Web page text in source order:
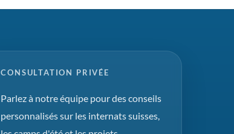
CONSULTATION PRIVÉE
Parlez à notre équipe pour des conseils
personnalisés sur les internats suisses,